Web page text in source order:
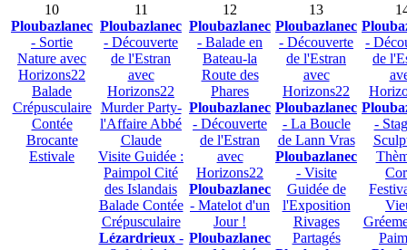
10
Ploubazlanec
- Sortie
Nature avec
Horizons22
Balade
Crépusculaire
Contée
Brocante
Estivale
11
Ploubazlanec
- Découverte
de l'Estran
avec
Horizons22
Murder Party-
l'Affaire Abbé
Claude
Visite Guidée :
Paimpol Cité
des Islandais
Balade Contée
Crépusculaire
Lézardrieux-
12
Ploubazlanec
- Balade en
Bateau-la
Route des
Phares
Ploubazlanec
- Découverte
de l'Estran
avec
Horizons22
Ploubazlanec
- Matelot d'un
Jour !
Ploubazlanec
13
Ploubazlanec
- Découverte
de l'Estran
avec
Horizons22
Ploubazlanec
- La Boucle
de Lann Vras
Ploubazlanec
- Visite
Guidée de
l'Exposition
Rivages
Partagés
-
de
-